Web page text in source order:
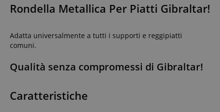
Rondella Metallica Per Piatti Gibraltar!
Adatta universalmente a tutti i supporti e reggipiatti
comuni.
Qualità senza compromessi di Gibraltar!
Caratteristiche